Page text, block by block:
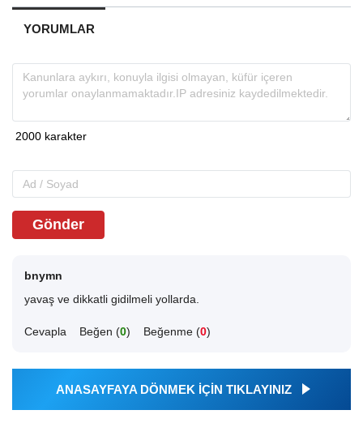
YORUMLAR
Gönder
bnymn
yavaş ve dikkatli gidilmeli yollarda.
Cevapla Beğen (0) Beğenme (0)
ANASAYFAYA DÖNMEK İÇİN TIKLAYINIZ